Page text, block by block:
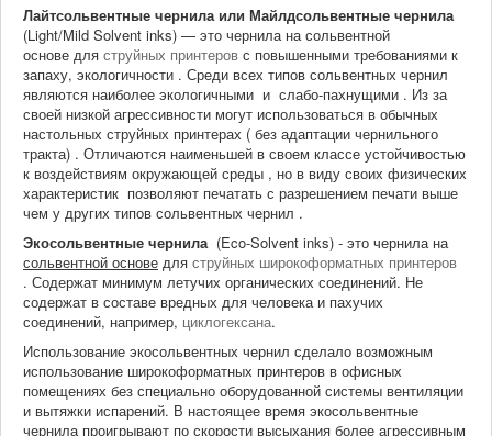
Лайтсольвентные чернила или Майлдсольвентные чернила
(Light/Mild Solvent inks) — это чернила на сольвентной
основе для струйных принтеров с повышенными требованиями к
запаху, экологичности . Среди всех типов сольвентных чернил
являются наиболее экологичными и слабо-пахнущими . Из за
своей низкой агрессивности могут использоваться в обычных
настольных струйных принтерах ( без адаптации чернильного
тракта) . Отличаются наименьшей в своем классе устойчивостью
к воздействиям окружающей среды , но в виду своих физических
характеристик позволяют печатать с разрешением печати выше
чем у других типов сольвентных чернил .
Экосольвентные чернила(Eco-Solvent inks) - это чернила на
сольвентной основе для струйных широкоформатных принтеров
. Содержат минимум летучих органических соединений. Не
содержат в составе вредных для человека и пахучих
соединений, например, циклогексана.
Использование экосольвентных чернил сделало возможным
использование широкоформатных принтеров в офисных
помещениях без специально оборудованной системы вентиляции
и вытяжки испарений. В настоящее время экосольвентные
чернила проигрывают по скорости высыхания более агрессивным